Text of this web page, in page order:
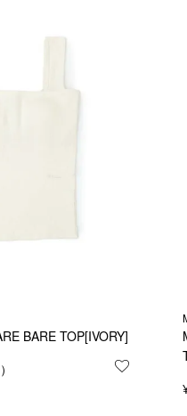
BARE TOP[IVORY]
お気に